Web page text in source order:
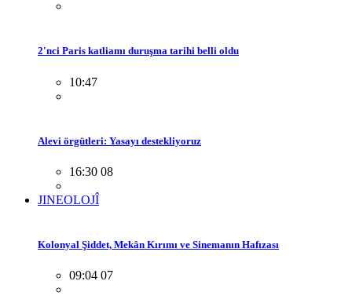
2'nci Paris katliamı duruşma tarihi belli oldu
10:47
Alevi örgütleri: Yasayı destekliyoruz
16:30 08
JINEOLOJÎ
Kolonyal Şiddet, Mekân Kırımı ve Sinemanın Hafızası
09:04 07